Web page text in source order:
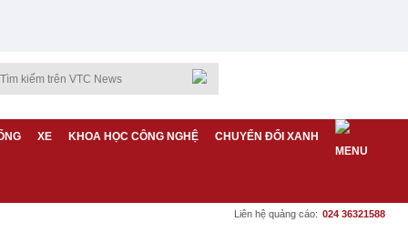
XE KHOA HỌC CÔNG NGHỆ CHUYỂN ĐỔI XANH
Liên hệ quảng cáo: 024 36321588